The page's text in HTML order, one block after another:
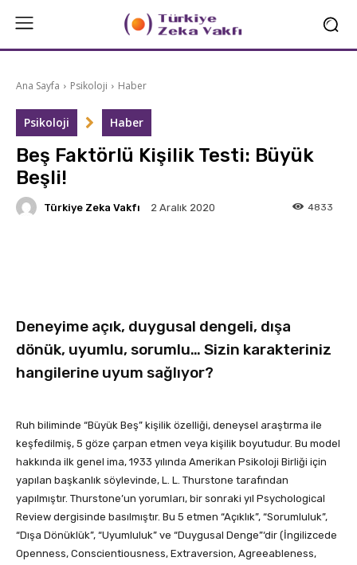
Ana Sayfa Psikoloji Haber
Psikoloji Haber
Beş Faktörlü Kişilik Testi: Büyük
Beşli!
Türkiye Zeka Vakfı 2 Aralık 2020 4833
Deneyime açık, duygusal dengeli, dışa
dönük, uyumlu, sorumlu… Sizin karakteriniz
hangilerine uyum sağlıyor?
Ruh biliminde “Büyük Beş” kişilik özelliği, deneysel araştırma ile
keşfedilmiş, 5 göze çarpan etmen veya kişilik boyutudur. Bu model
hakkında ilk genel ima, 1933 yılında Amerikan Psikoloji Birliği için
yapılan başkanlık söylevinde, L. L. Thurstone tarafından
yapılmıştır. Thurstone’un yorumları, bir sonraki yıl Psychological
Review dergisinde basılmıştır. Bu 5 etmen “Açıklık”, “Sorumluluk”,
“Dışa Dönüklük”, “Uyumluluk” ve “Duygusal Denge”‘dir (İngilizcede
Openness, Conscientiousness, Extraversion, Agreeableness,